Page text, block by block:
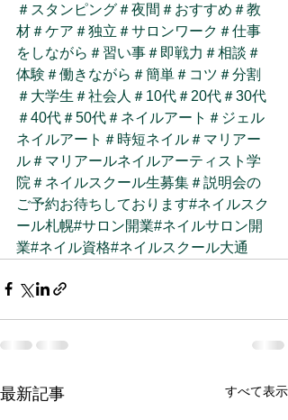
＃スタンピング＃夜間 ＃おすすめ ＃教
材＃ケア ＃独立 ＃サロンワーク ＃仕事
をしながら ＃習い事＃即戦力 ＃相談 ＃
体験 ＃働きながら ＃簡単＃コツ ＃分割
＃大学生 ＃社会人 ＃10代＃20代＃30代
＃40代＃50代＃ネイルアート ＃ジェル
ネイルアート ＃時短ネイル＃マリアー
ル＃マリアールネイルアーティスト学
院 ＃ネイルスクール生募集＃説明会の
ご予約お待ちしております#ネイルスク
ール札幌#サロン開業#ネイルサロン開
業#ネイル資格#ネイルスクール大通
最新記事 すべて表示